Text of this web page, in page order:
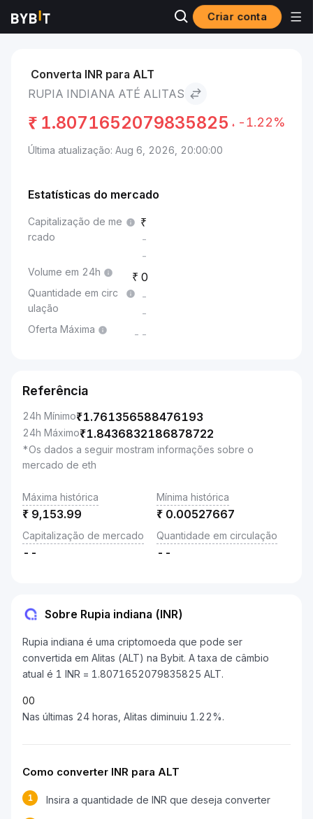
Criar conta
Mercados Rupia indiana to Alitas
Converta INR para ALT
RUPIA INDIANA ATÉ ALITAS
₹ 1.8071652079835825 -1.22%
Última atualização: Aug 6, 2026, 20:00:00
Estatísticas do mercado
Capitalização de me
rcado
-
-
Volume em 24h 0
Quantidade em circ
ulação
-
-
Oferta Máxima --
Referência
24h Mínimo₹1.761356588476193
24h Máximo₹1.8436832186878722
*Os dados a seguir mostram informações sobre o
mercado de eth
Máxima histórica
₹ 9,153.99
Mínima histórica
₹ 0.00527667
Capitalização de mercado
--
Quantidade em circulação
--
Sobre Rupia indiana (INR)
Rupia indiana é uma criptomoeda que pode ser
convertida em Alitas (ALT) na Bybit. A taxa de câmbio
atual é 1 INR = 1.8071652079835825 ALT.
00
Nas últimas 24 horas, Alitas diminuiu 1.22%.
Como converter INR para ALT
1 Insira a quantidade de INR que deseja converter